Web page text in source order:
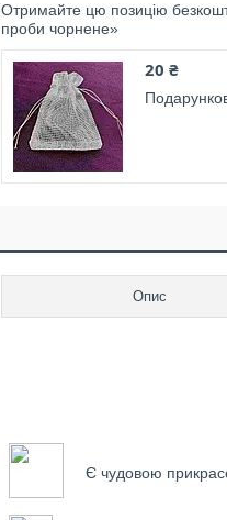
Отримайте цю позицію
проби чорнене»
20 ₴
Опис
Є чудовою